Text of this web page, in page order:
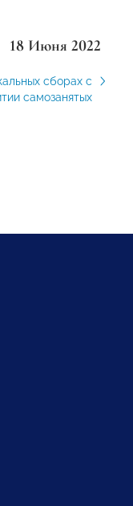
18 Июня 2022
сборах с
самозанятых